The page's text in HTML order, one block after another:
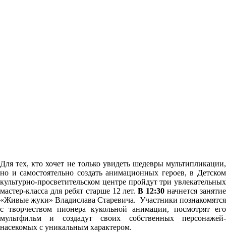
Для тех, кто хочет не только увидеть шедевры мультипликации,
но и самостоятельно создать анимационных героев, в Детском
культурно-просветительском центре пройдут три увлекательных
мастер-класса для ребят старше 12 лет.В 12:30 начнется занятие
«Живые жуки» Владислава Старевича. Участники познакомятся
с творчеством пионера кукольной анимации, посмотрят его
мультфильм и создадут своих собственных персонажей-
насекомых с уникальным характером.